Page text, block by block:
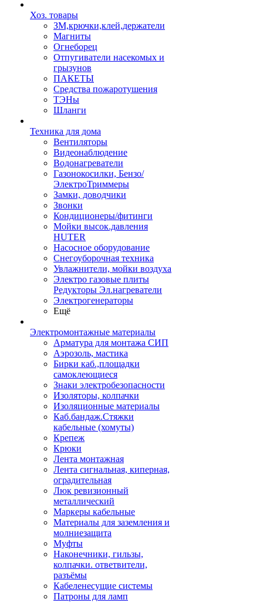
Хоз. товары
ЗМ,крючки,клей,держатели
Магниты
Огнеборец
Отпугиватели насекомых и
грызунов
ПАКЕТЫ
Средства пожаротушения
ТЭНы
Шланги
Техника для дома
Вентиляторы
Видеонаблюдение
Водонагреватели
Газонокосилки, Бензо/
ЭлектроТриммеры
Замки, доводчики
Звонки
Кондиционеры/фитинги
Мойки высок.давления
HUTER
Насосное оборудование
Снегоуборочная техника
Увлажнители, мойки воздуха
Электро газовые плиты
Редукторы Эл.нагреватели
Электрогенераторы
Ещё
Электромонтажные материалы
Арматура для монтажа СИП
Аэрозоль, мастика
Бирки каб.,площадки
самоклеющиеся
Знаки электробезопасности
Изоляторы, колпачки
Изоляционные материалы
Каб.бандаж.Стяжки
кабельные (хомуты)
Крепеж
Крюки
Лента монтажная
Лента сигнальная, киперная,
оградительная
Люк ревизионный
металлический
Маркеры кабельные
Материалы для заземления и
молниезащита
Муфты
Наконечники, гильзы,
колпачки. ответвители,
разъёмы
Кабеленесущие системы
Патроны для ламп